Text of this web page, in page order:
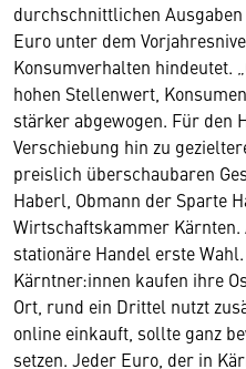
durchschnittlichen
Euro unter dem
Konsumverhalten hindeutet.
hohen Stellenwert,
stärker abgewogen. Für den
Verschiebung hin zu
preislich überschaubaren
Haberl, Obmann der Sparte
Wirtschaftskammer Kärnten.
stationäre Handel erste
Kärntner:innen kaufen ihre
Ort, rund ein Drittel nutzt
online einkauft, sollte ganz
setzen. Jeder Euro, der in